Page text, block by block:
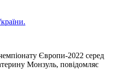
Європи-2022 серед
Монзуль, повідомляє